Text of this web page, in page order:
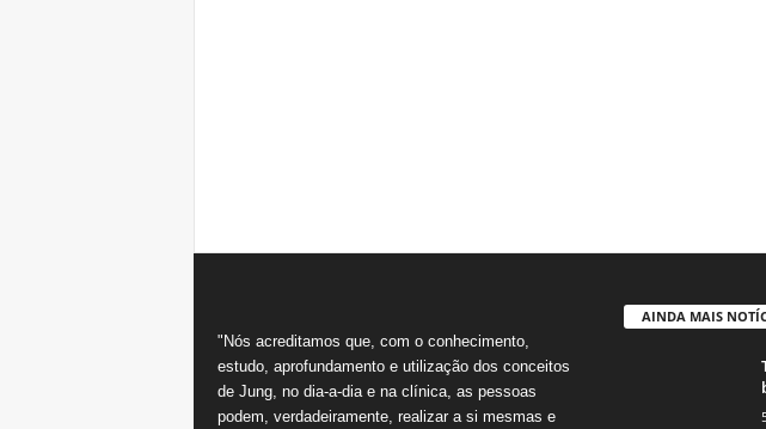
"Nós acreditamos que, com o conhecimento,
estudo, aprofundamento e utilização dos conceitos
de Jung, no dia-a-dia e na clínica, as pessoas
podem, verdadeiramente, realizar a si mesmas e
AINDA MAIS